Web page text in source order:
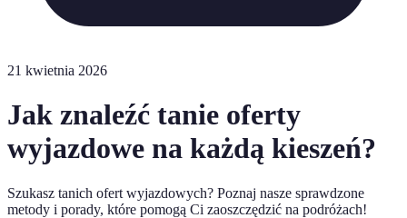
21 kwietnia 2026
Jak znaleźć tanie oferty
wyjazdowe na każdą kieszeń?
Szukasz tanich ofert wyjazdowych? Poznaj nasze sprawdzone
metody i porady, które pomogą Ci zaoszczędzić na podróżach!